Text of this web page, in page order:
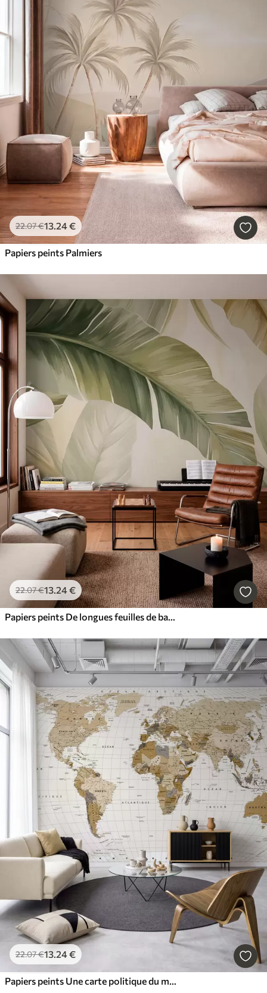
22.07€13.24€
Papiers peints Palmiers
22.07€13.24€
Papiers peints De longues feuilles de bananier
22.07€13.24€
Papiers peints Une carte politique du monde de couleur marron, avec des drapeaux en français